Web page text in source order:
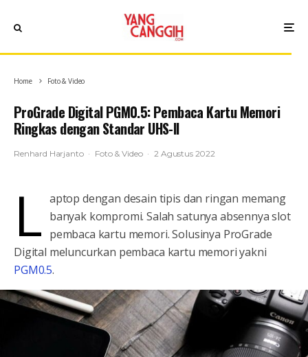
Home Foto & Video
ProGrade Digital PGM0.5: Pembaca Kartu Memori
Ringkas dengan Standar UHS-II
Renhard Harjanto · Foto & Video · 2 Agustus 2022
L aptop dengan desain tipis dan ringan memang
banyak kompromi. Salah satunya absennya slot
pembaca kartu memori. Solusinya ProGrade
Digital meluncurkan pembaca kartu memori yakni
PGM0.5.